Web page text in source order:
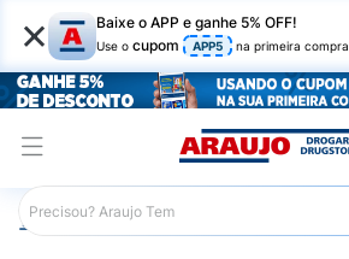
× Baixe o APP e ganhe 5% OFF!
Use o cupom APP5 na primeira compra
Araujo Beleza e Cuidados